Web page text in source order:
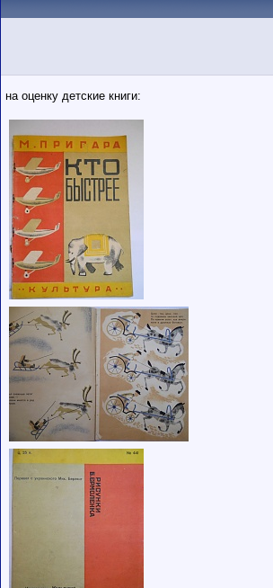
на оценку детские книги: